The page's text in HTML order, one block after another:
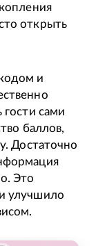
открыть
и
гости сами
баллов,
Достаточно
Это
улучшило